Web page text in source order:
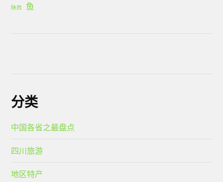
陕西 鱼
分类
中国各省之最盘点
四川旅游
地区特产